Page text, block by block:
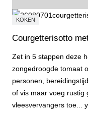
KOKEN
Courgetterisotto
Zet in 5 stappen deze
zongedroogde tomaat
personen,
of vis maar voeg rustig
vleesvervangers toe...